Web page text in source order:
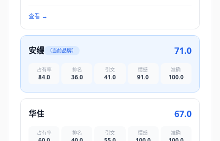
查看 →
安缦 （当前品牌） 71.0
占有率
84.0
排名
36.0
引文
41.0
情感
91.0
准确
100.0
华住 67.0
占有率 排名 引文 情感 准确